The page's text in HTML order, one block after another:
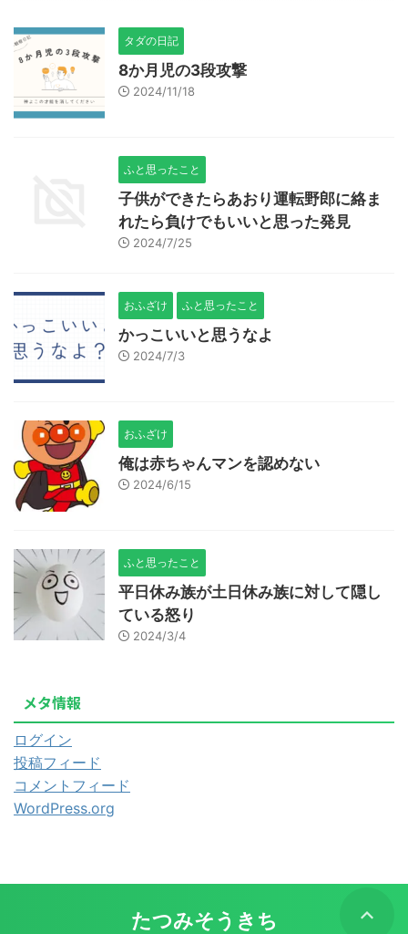
タダの日記
8か月児の3段攻撃
2024/11/18
ふと思ったこと
子供ができたらあおり運転野郎に絡ま
れたら負けでもいいと思った発見
2024/7/25
おふざけ ふと思ったこと
かっこいいと思うなよ
2024/7/3
おふざけ
俺は赤ちゃんマンを認めない
2024/6/15
ふと思ったこと
平日休み族が土日休み族に対して隠し
ている怒り
2024/3/4
メタ情報
ログイン
投稿フィード
コメントフィード
WordPress.org
たつみそうきち